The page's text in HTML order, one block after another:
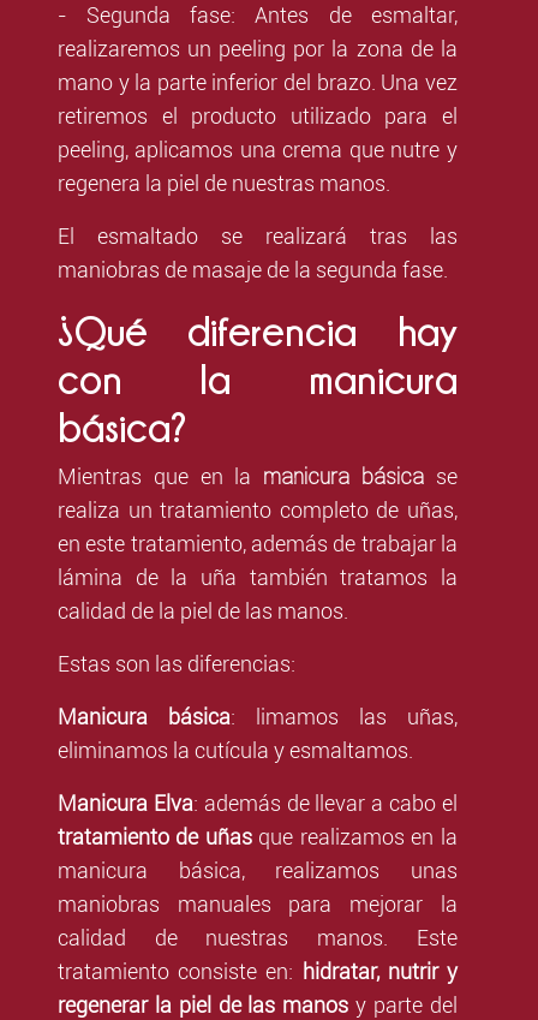
- Segunda fase: Antes de esmaltar,
realizaremos un peeling por la zona de la
mano y la parte inferior del brazo. Una vez
retiremos el producto utilizado para el
peeling, aplicamos una crema que nutre y
regenera la piel de nuestras manos.
El esmaltado se realizará tras las
maniobras de masaje de la segunda fase.
¿Qué diferencia hay
con la manicura
básica?
Mientras que en la manicura básica se
realiza un tratamiento completo de uñas,
en este tratamiento, además de trabajar la
lámina de la uña también tratamos la
calidad de la piel de las manos.
Estas son las diferencias:
Manicura básica: limamos las uñas,
eliminamos la cutícula y esmaltamos.
Manicura Elva: además de llevar a cabo el
tratamiento de uñasque realizamos en la
manicura básica, realizamos unas
maniobras manuales para mejorar la
calidad de nuestras manos. Este
tratamiento consiste en: hidratar, nutrir y
regenerar la piel de las manosy parte del